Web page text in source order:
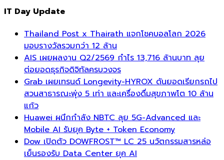
IT Day Update
Thailand Post x Thairath แจกโชคบอลโลก 2026
มอบรางวัลรวมกว่า 12 ล้าน
AIS เผยผลงาน Q2/2569 กำไร 13,716 ล้านบาท ลุย
ต่อยอดธุรกิจดิจิทัลครบวงจร
Grab เผยเทรนด์ Longevity-HYROX ดันยอดเรียกรถไป
สวนสาธารณะพุ่ง 5 เท่า และเครื่องดื่มสุขภาพโต 10 ล้าน
แก้ว
Huawei ผนึกกำลัง NBTC ลุย 5G-Advanced และ
Mobile AI รับยุค Byte + Token Economy
Dow เปิดตัว DOWFROST™ LC 25 นวัตกรรมสารหล่อ
เย็นรองรับ Data Center ยุค AI